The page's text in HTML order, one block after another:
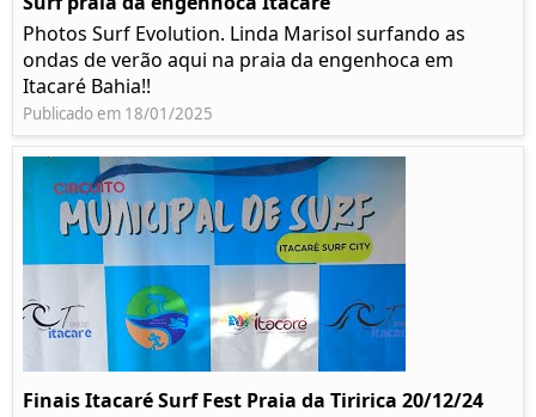
Photos Surf Evolution. Linda Marisol surfando as
ondas de verão aqui na praia da engenhoca em
Itacaré Bahia!!
Publicado em 18/01/2025
Finais Itacaré Surf Fest Praia da Tiririca 20/12/24